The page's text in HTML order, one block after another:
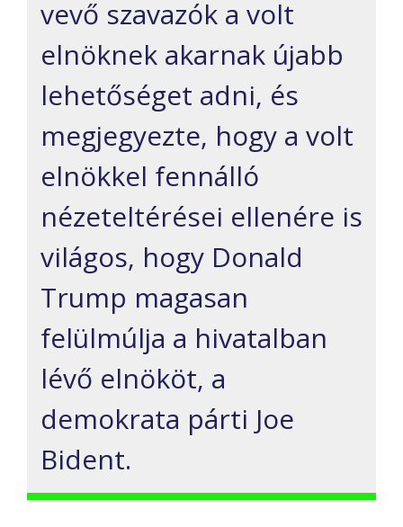
vevő szavazók a volt
elnöknek akarnak újabb
lehetőséget adni, és
megjegyezte, hogy a volt
elnökkel fennálló
nézeteltérései ellenére is
világos, hogy Donald
Trump magasan
felülmúlja a hivatalban
lévő elnököt, a
demokrata párti Joe
Bident.